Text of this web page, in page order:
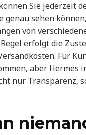
Sie jederzeit
genau sehen
von
erfolgt die
Für
aber
nur Transparenz,